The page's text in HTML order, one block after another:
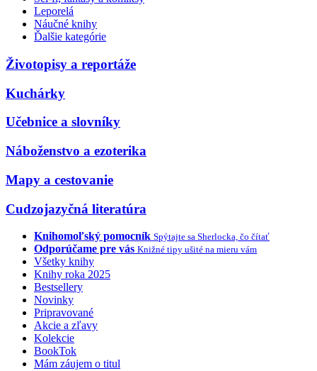
Leporelá
Náučné knihy
Ďalšie kategórie
Životopisy a reportáže
Kuchárky
Učebnice a slovníky
Náboženstvo a ezoterika
Mapy a cestovanie
Cudzojazyčná literatúra
Knihomoľský pomocník Spýtajte sa Sherlocka, čo čítať
Odporúčame pre vás Knižné tipy ušité na mieru vám
Všetky knihy
Knihy roka 2025
Bestsellery
Novinky
Pripravované
Akcie a zľavy
Kolekcie
BookTok
Mám záujem o titul